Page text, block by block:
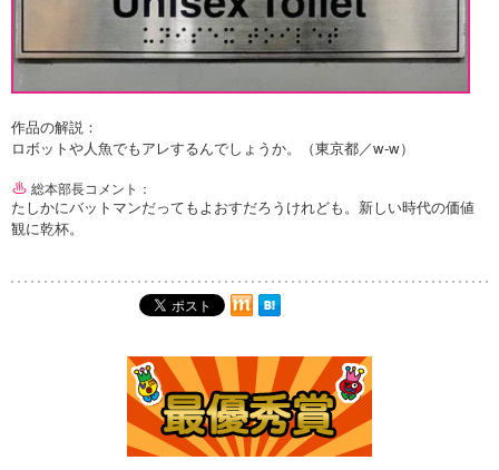
作品の解説：
ロボットや人魚でもアレするんでしょうか。（東京都／w-w）
総本部長コメント：
たしかにバットマンだってもよおすだろうけれども。新しい時代の価値
観に乾杯。